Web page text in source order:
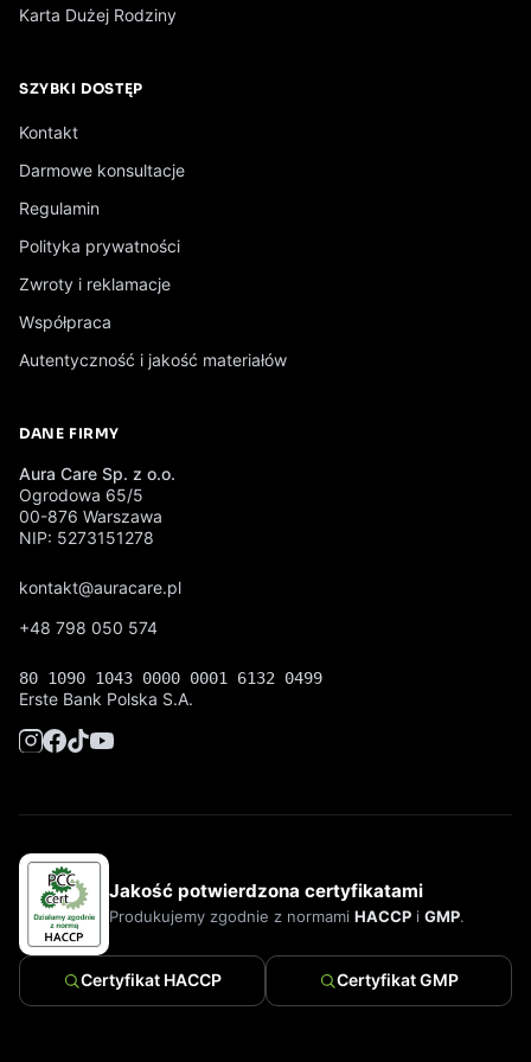
Karta Dużej Rodziny
SZYBKI DOSTĘP
Kontakt
Darmowe konsultacje
Regulamin
Polityka prywatności
Zwroty i reklamacje
Współpraca
Autentyczność i jakość materiałów
DANE FIRMY
Aura Care Sp. z o.o.
Ogrodowa 65/5
00-876 Warszawa
NIP: 5273151278
kontakt@auracare.pl
+48 798 050 574
80 1090 1043 0000 0001 6132 0499
Erste Bank Polska S.A.
Jakość potwierdzona certyfikatami
Produkujemy zgodnie z normami HACCP i GMP.
Certyfikat HACCP Certyfikat GMP